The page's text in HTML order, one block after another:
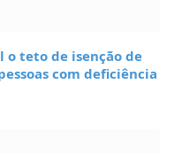
o teto de isenção de
com deficiência